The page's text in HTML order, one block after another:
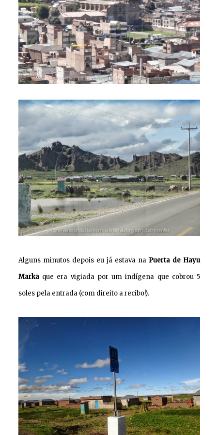
Alguns minutos depois eu já estava na Puerta de Hayu
Markaque era vigiada por um indígena que cobrou 5
soles pela entrada (com direito a recibo!).